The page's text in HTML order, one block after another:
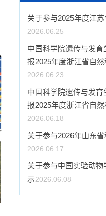
关于参与2025年度江
2026.06.25
中国科学院遗传与发
报2025年度浙江省自
2026.06.23
中国科学院遗传与发
报2025年度浙江省自
2026.06.18
关于参与2026年山东
2026.06.17
关于参与中国实验动
示2026.06.08